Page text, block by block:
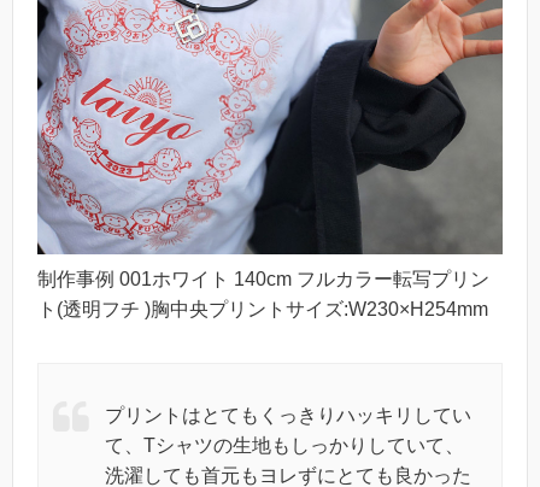
制作事例 001ホワイト 140cm フルカラー転写プリン
ト(透明フチ )胸中央プリントサイズ:W230×H254mm
プリントはとてもくっきりハッキリしてい
て、Tシャツの生地もしっかりしていて、
洗濯しても首元もヨレずにとても良かった